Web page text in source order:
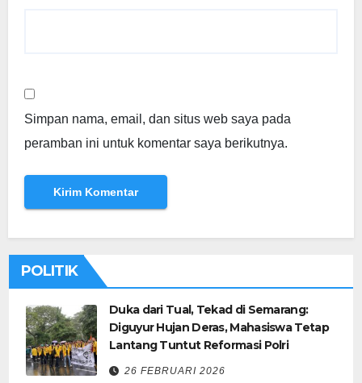
Simpan nama, email, dan situs web saya pada
peramban ini untuk komentar saya berikutnya.
POLITIK
Duka dari Tual, Tekad di Semarang:
Diguyur Hujan Deras, Mahasiswa Tetap
Lantang Tuntut Reformasi Polri
26 FEBRUARI 2026